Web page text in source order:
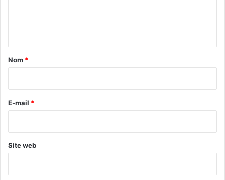
a
e
Nom *
E-mail *
Site web